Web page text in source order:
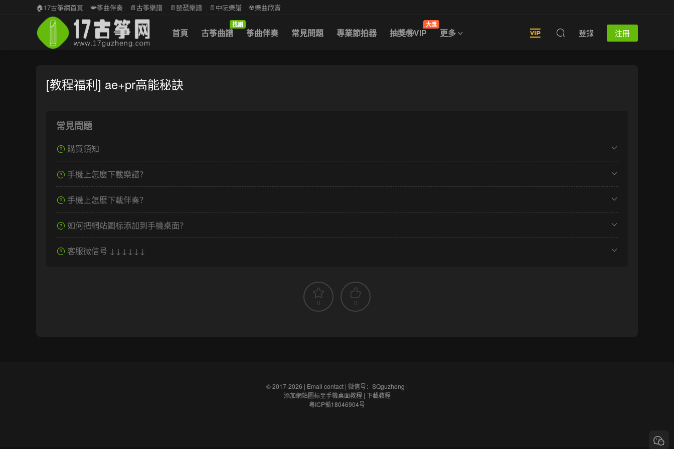
首頁 古筝曲譜
找譜
筝曲伴奏 常見問題 專業節拍器 抽獎🉐VIP
大獎
更多 登錄 注冊
🏠17古筝網首頁 📯筝曲伴奏 📄古筝樂譜 📄琵琶樂譜 📄中阮樂譜 ☢樂曲欣賞
[教程福利] ae+pr高能秘訣
常見問題
購買須知
手機上怎麽下載樂譜？
手機上怎麽下載伴奏？
如何把網站圖标添加到手機桌面？
客服微信号 ↓↓↓↓↓↓
0 0
© 2017-2026 | Email contact | 微信号：SQguzheng |
添加網站圖标至手機桌面教程| 下載教程
粵ICP備18046904号